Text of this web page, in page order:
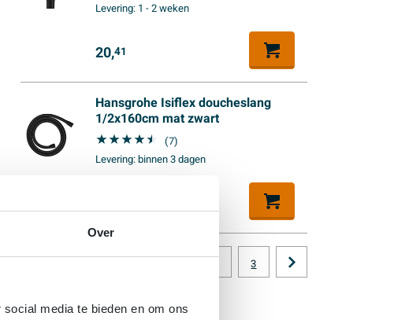
Over
media te bieden en om ons
Levering: 1 - 2 weken
20,41
Hansgrohe Isiflex doucheslang
1/2x160cm mat zwart
(7)
Levering:binnen 3 dagen
3